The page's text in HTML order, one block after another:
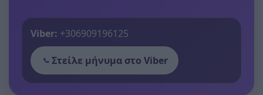
Viber: +306909196125
Στείλε μήνυμα στο Viber